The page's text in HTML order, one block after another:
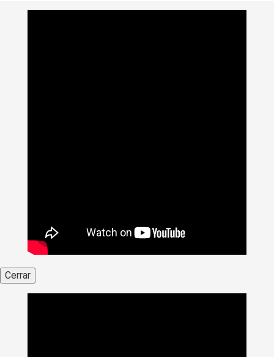
Noticias>Actualidad>“Preguntas y Respuestas sobre los
Cerrar